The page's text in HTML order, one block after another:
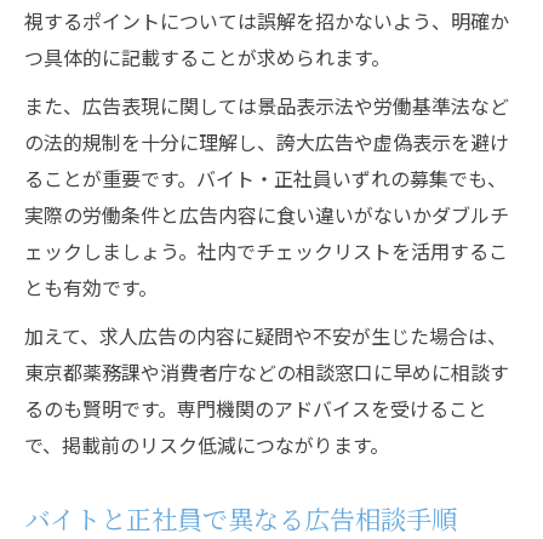
視するポイントについては誤解を招かないよう、明確か
つ具体的に記載することが求められます。
また、広告表現に関しては景品表示法や労働基準法など
の法的規制を十分に理解し、誇大広告や虚偽表示を避け
ることが重要です。バイト・正社員いずれの募集でも、
実際の労働条件と広告内容に食い違いがないかダブルチ
ェックしましょう。社内でチェックリストを活用するこ
とも有効です。
加えて、求人広告の内容に疑問や不安が生じた場合は、
東京都薬務課や消費者庁などの相談窓口に早めに相談す
るのも賢明です。専門機関のアドバイスを受けること
で、掲載前のリスク低減につながります。
バイトと正社員で異なる広告相談手順